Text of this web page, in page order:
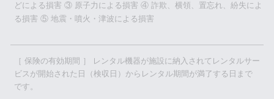
どによる損害 ③ 原子力による損害 ④ 詐欺、横領、置忘れ、紛失によ
る損害 ⑤ 地震・噴火・津波による損害
［ 保険の有効期間 ］ レンタル機器が施設に納入されてレンタルサー
ビスが開始された日（検収日）からレンタル期間が満了する日まで
です。